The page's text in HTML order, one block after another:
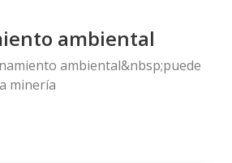
DPM Metals Inc. que cierre
Loma Larga en Ecuador
ambiental
ambiental&nbsp;puede
minería